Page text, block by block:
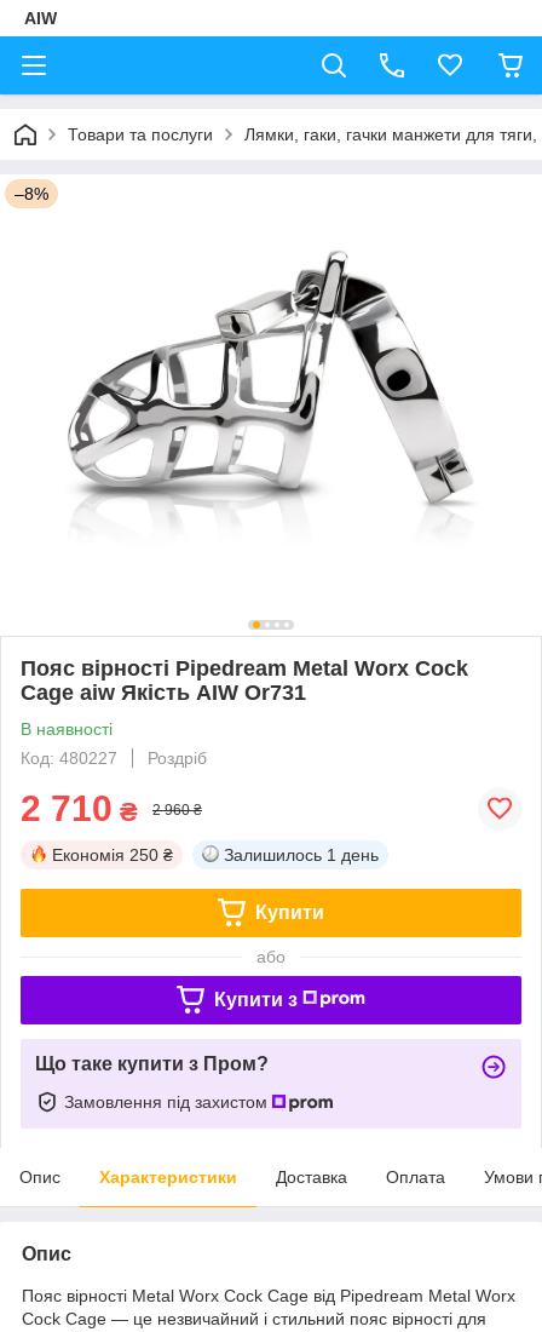
AIW
Товари та послуги Лямки, гаки, гачки манжети для
–8%
Пояс вірності Pipedream Metal Worx Cock
Cage aiw Якість AIW Or731
В наявності
Код: 480227
Роздріб
2 710 ₴ 2 960 ₴
Економія 250 ₴ Залишилось 1 день
Купити
або
Купити з
Що таке купити з Пром?
Замовлення під захистом
Опис Характеристики Доставка Оплата Умови
Опис
Пояс вірності Metal Worx Cock Cage від Pipedream Metal Worx
Cock Cage — це незвичайний і стильний пояс вірності для